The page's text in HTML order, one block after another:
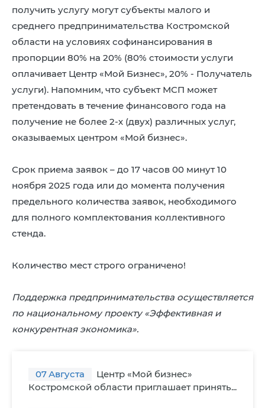
получить услугу могут субъекты малого и
среднего предпринимательства Костромской
области на условиях софинансирования в
пропорции 80% на 20% (80% стоимости услуги
оплачивает Центр «Мой Бизнес», 20% - Получатель
услуги). Напомним, что субъект МСП может
претендовать в течение финансового года на
получение не более 2-х (двух) различных услуг,
оказываемых центром «Мой бизнес».
Срок приема заявок – до 17 часов 00 минут 10
ноября 2025 года или до момента получения
предельного количества заявок, необходимого
для полного комплектования коллективного
стенда.
Количество мест строго ограничено!
Поддержка предпринимательства осуществляется
по национальному проекту «Эффективная и
конкурентная экономика».
07Августа
Центр «Мой бизнес»
Костромской области приглашает принять...